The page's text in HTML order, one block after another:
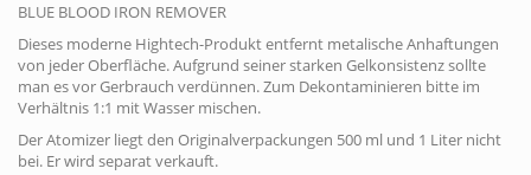
BLUE BLOOD IRON REMOVER
Dieses moderne Hightech-Produkt entfernt metalische Anhaftungen
von jeder Oberfläche. Aufgrund seiner starken Gelkonsistenz sollte
man es vor Gerbrauch verdünnen. Zum Dekontaminieren bitte im
Verhältnis 1:1 mit Wasser mischen.
Der Atomizer liegt den Originalverpackungen 500 ml und 1 Liter nicht
bei. Er wird separat verkauft.